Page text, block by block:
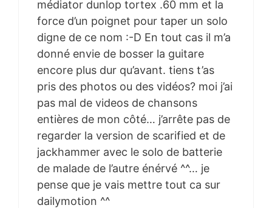
médiator dunlop tortex .60 mm et la
force d’un poignet pour taper un solo
digne de ce nom :-D En tout cas il m’a
donné envie de bosser la guitare
encore plus dur qu’avant. tiens t’as
pris des photos ou des vidéos? moi j’ai
pas mal de videos de chansons
entières de mon côté… j’arrête pas de
regarder la version de scarified et de
jackhammer avec le solo de batterie
de malade de l’autre énérvé ^^… je
pense que je vais mettre tout ca sur
dailymotion ^^